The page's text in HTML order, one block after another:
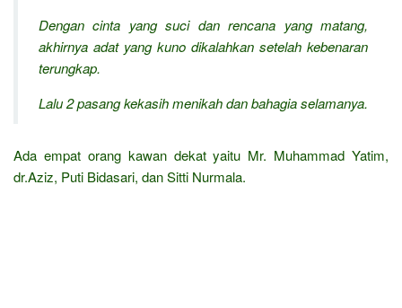
Dengan cinta yang suci dan rencana yang matang,
akhirnya adat yang kuno dikalahkan setelah kebenaran
terungkap.
Lalu 2 pasang kekasih menikah dan bahagia selamanya.
Ada empat orang kawan dekat yaitu Mr. Muhammad Yatim,
dr.Aziz, Puti Bidasari, dan Sitti Nurmala.